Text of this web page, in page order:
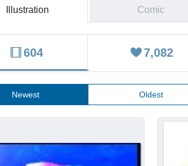
Illustration Comic
604 7,082
Newest Oldest